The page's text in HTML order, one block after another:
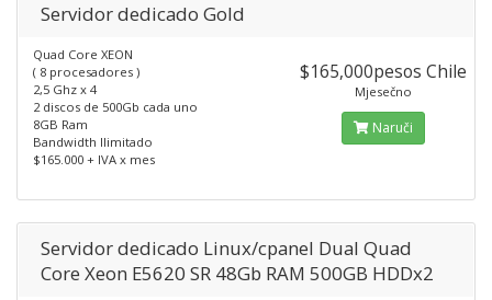
Servidor dedicado Gold
Quad Core XEON
( 8 procesadores )
2,5 Ghz x 4
2 discos de 500Gb cada uno
8GB Ram
Bandwidth Ilimitado
$165.000 + IVA x mes
$165,000pesos Chile
Mjesečno
Naruči
Servidor dedicado Linux/cpanel Dual Quad
Core Xeon E5620 SR 48Gb RAM 500GB HDDx2